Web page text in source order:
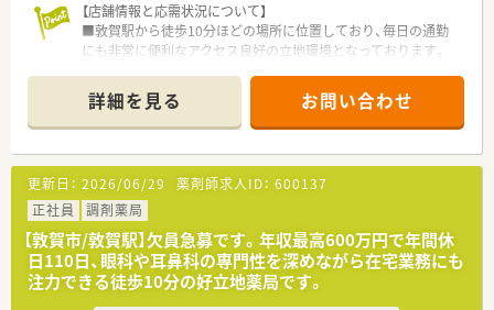
【店舗情報と応需状況について】
■敦賀駅から徒歩10分ほどの場所に位置しており、毎日の通勤
にも非常に便利なアクセス良好の立地環境となっております。
日あたり60枚から70枚ほど応需している調剤薬局です。
■外来の調剤業務に加えて居宅や施設への在宅医療にもしっか
りと対応しており、地域に密着した医療サービスを提供します。
【法人特徴について】
■福井県敦賀市内に4店舗を展開し、創業から80年という長い歴
史を持ち地域住民から厚い信頼を得ている老舗の企業です。
■代表ご自身も現場に入って気さくにコミュニケーションを取
られているため、風通しが良く非常に働きやすい温かい社風で
す。
■地域への貢献を最優先に考えて採算度外視の設備投資を行う
詳細を見る お問い合わせ
更新日： 2026/06/29 薬剤師求人ID： 600137
正社員
調剤薬局
【敦賀市/敦賀駅】欠員急募です。年収最高600万円で年間休
日110日、眼科や耳鼻科の専門性を深めながら在宅業務にも
注力できる徒歩10分の好立地薬局です。